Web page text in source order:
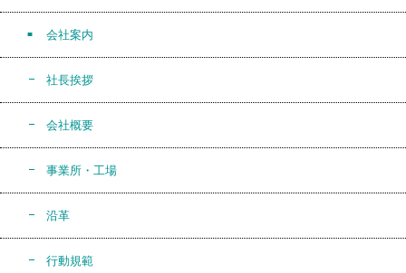
会社案内
社長挨拶
会社概要
事業所・工場
沿革
行動規範